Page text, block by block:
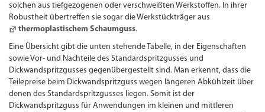
solchen aus tiefgezogenen oder verschweißten Werkstoffen. In ihrer
Robustheit übertreffen sie sogar die Werkstück­träger aus
thermoplastischem Schaumguss.
Eine Übersicht gibt die unten stehende Tabelle, in der Eigenschaften
sowie Vor- und Nachteile des Standardspritzgusses und
Dickwandspritzgusses gegenübergestellt sind. Man erkennt, dass die
Teilepreise beim Dickwandspritzguss wegen längeren Abkühlzeit über
denen des Standardspritzgusses liegen. Somit ist der
Dickwandspritzguss für Anwen­dungen im kleinen und mittleren